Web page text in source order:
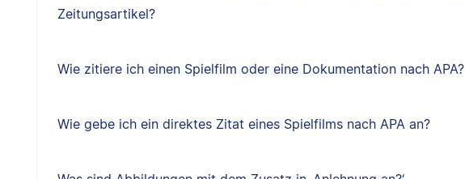
Zeitungsartikel?
Wie zitiere ich einen Spielfilm oder eine Dokumentation nach APA?
Wie gebe ich ein direktes Zitat eines Spielfilms nach APA an?